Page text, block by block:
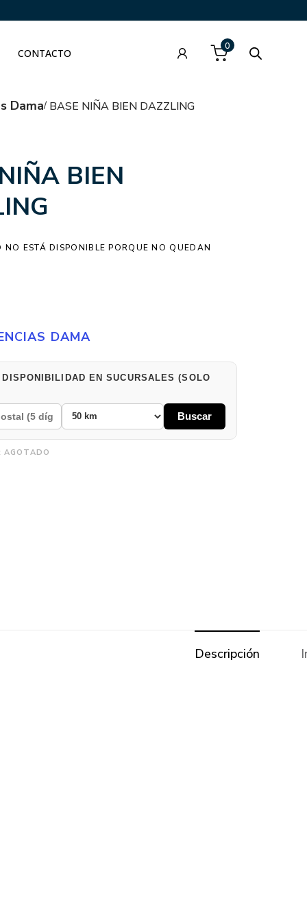
CONTACTO
0
Dama BASE NIÑA BIEN DAZZLING
BIEN
NO ESTÁ DISPONIBLE PORQUE NO QUEDAN
DAMA
EN SUCURSALES (SOLO
Buscar
AGOTADO
Descripción